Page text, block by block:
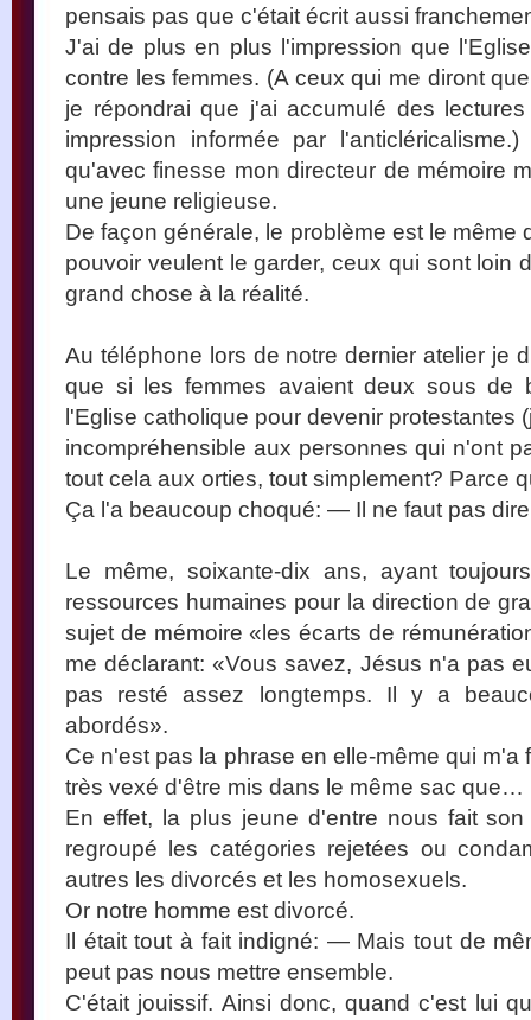
pensais pas que c'était écrit aussi
J'ai de plus en plus l'impression que
contre les femmes. (A ceux qui me diront
je répondrai que j'ai accumulé des
impression informée par
qu'avec finesse mon directeur de mémoire
une jeune religieuse.
De façon générale, le problème est le même
pouvoir veulent le garder, ceux qui sont loin
grand chose à la réalité.
Au téléphone lors de notre dernier atelier je
que si les femmes avaient deux sous de
l'Eglise catholique pour devenir protestantes
incompréhensible aux personnes qui n'ont
tout cela aux orties, tout simplement? Parce
Ça l'a beaucoup choqué: — Il ne faut pas
Le même, soixante-dix ans, ayant
ressources humaines pour la direction de
sujet de mémoire «les écarts de
me déclarant: «Vous savez, Jésus n'a pas
pas resté assez longtemps. Il y a
abordés».
Ce n'est pas la phrase en elle-même qui m'a
très vexé d'être mis dans le même sac que…
En effet, la plus jeune d'entre nous fait
regroupé les catégories rejetées ou
autres les divorcés et les homosexuels.
Or notre homme est divorcé.
Il était tout à fait indigné: — Mais tout de
peut pas nous mettre ensemble.
C'était jouissif. Ainsi donc, quand c'est lui